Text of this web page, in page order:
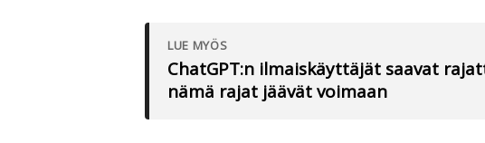
LUE MYÖS
ChatGPT:n ilmaiskäyttäjät saavat
nämä rajat jäävät voimaan